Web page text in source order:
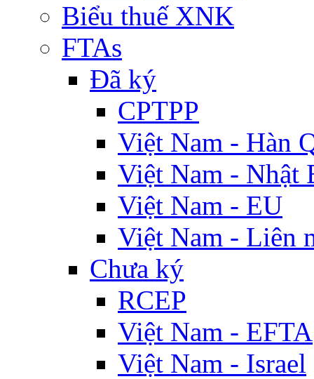
Biểu thuế XNK
FTAs
Đã ký
CPTPP
Việt Nam - Hàn
Việt Nam - Nhật
Việt Nam - EU
Việt Nam - Liên
Chưa ký
RCEP
Việt Nam - EFTA
Việt Nam - Israel